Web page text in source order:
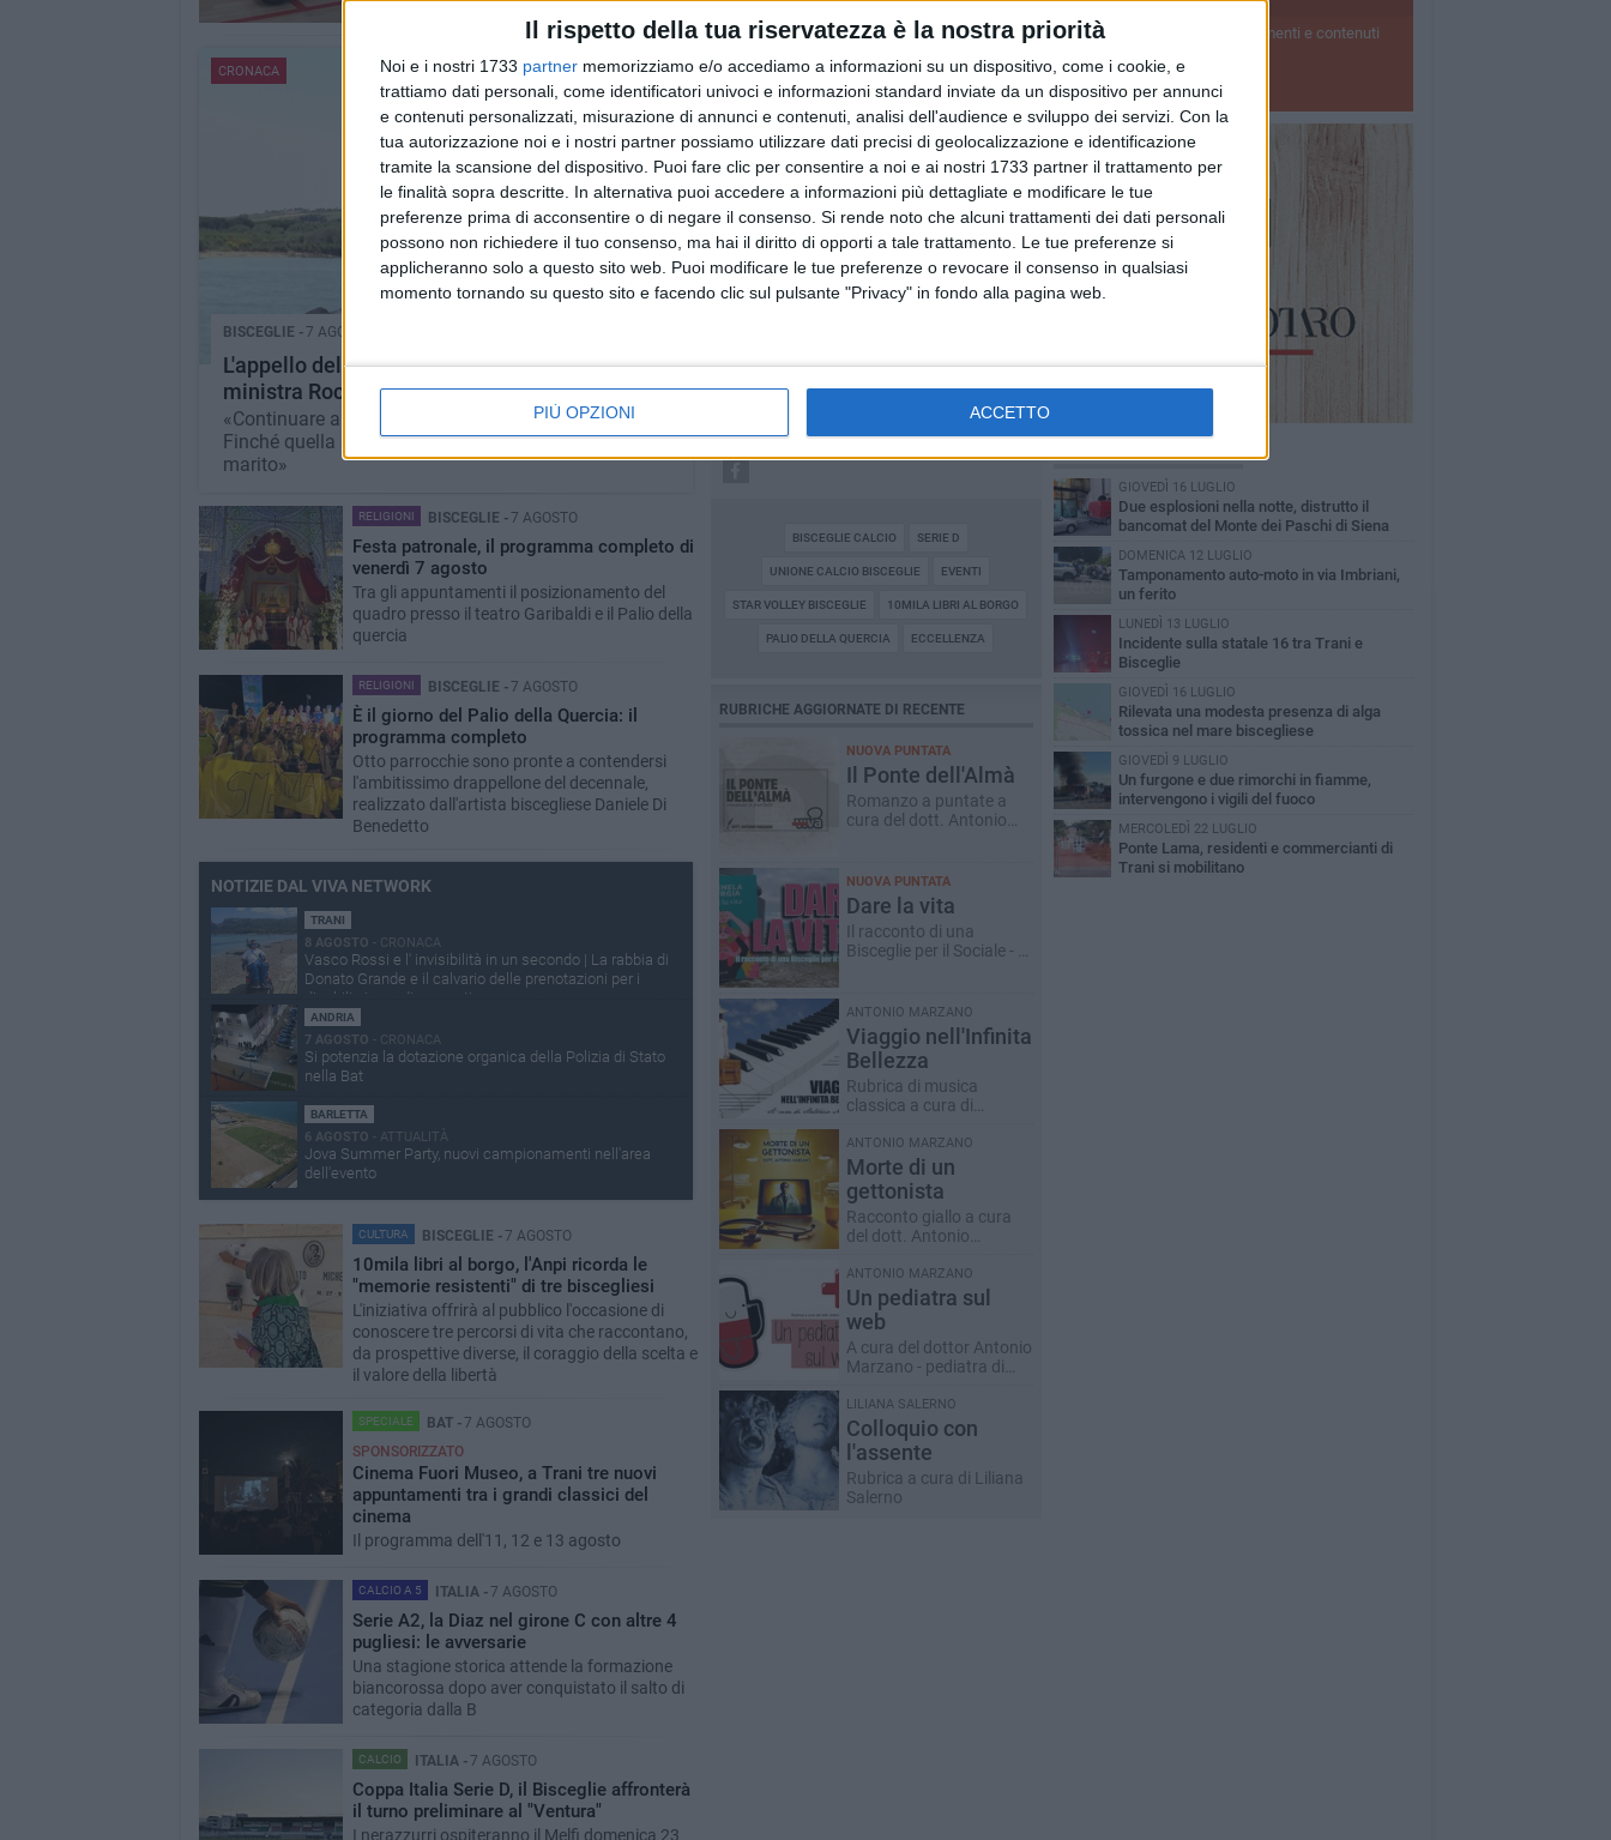
Il rispetto della tua riservatezza è la nostra priorità
Noi e i nostri 1733 partner memorizziamo e/o accediamo a informazioni su un dispositivo, come i cookie, e
trattiamo dati personali, come identificatori univoci e informazioni standard inviate da un dispositivo per annunci
e contenuti personalizzati, misurazione di annunci e contenuti, analisi dell'audience e sviluppo dei servizi. Con la
tua autorizzazione noi e i nostri partner possiamo utilizzare dati precisi di geolocalizzazione e identificazione
tramite la scansione del dispositivo. Puoi fare clic per consentire a noi e ai nostri 1733 partner il trattamento per
le finalità sopra descritte. In alternativa puoi accedere a informazioni più dettagliate e modificare le tue
preferenze prima di acconsentire o di negare il consenso. Si rende noto che alcuni trattamenti dei dati personali
possono non richiedere il tuo consenso, ma hai il diritto di opporti a tale trattamento. Le tue preferenze si
applicheranno solo a questo sito web. Puoi modificare le tue preferenze o revocare il consenso in qualsiasi
momento tornando su questo sito e facendo clic sul pulsante "Privacy" in fondo alla pagina web.
PIÙ OPZIONI ACCETTO
CRONACA
BISCEGLIE -7 AGOSTO
L'appello della moglie di Mino Racanati alla
ministra Roccella: «Non dimenticatelo»
«Continuare a sperare è l'unica forza che mi resta.
Finché quella speranza sarà viva, aspetterò mio
marito»
RELIGIONI BISCEGLIE -7 AGOSTO
Festa patronale, il programma completo di
venerdì 7 agosto
Tra gli appuntamenti il posizionamento del
quadro presso il teatro Garibaldi e il Palio della
quercia
RELIGIONI BISCEGLIE -7 AGOSTO
È il giorno del Palio della Quercia: il
programma completo
Otto parrocchie sono pronte a contendersi
l'ambitissimo drappellone del decennale,
realizzato dall'artista biscegliese Daniele Di
Benedetto
NOTIZIE DAL VIVA NETWORK
TRANI
8 AGOSTO - CRONACA
Vasco Rossi e l' invisibilità in un secondo | La rabbia di
Donato Grande e il calvario delle prenotazioni per i
disabili ai grandi concerti
ANDRIA
7 AGOSTO - CRONACA
Si potenzia la dotazione organica della Polizia di Stato
nella Bat
BARLETTA
6 AGOSTO - ATTUALITÀ
Jova Summer Party, nuovi campionamenti nell'area
dell'evento
CULTURA BISCEGLIE -7 AGOSTO
10mila libri al borgo, l'Anpi ricorda le
"memorie resistenti" di tre biscegliesi
L'iniziativa offrirà al pubblico l'occasione di
conoscere tre percorsi di vita che raccontano,
da prospettive diverse, il coraggio della scelta e
il valore della libertà
SPECIALE BAT -7 AGOSTO
SPONSORIZZATO
Cinema Fuori Museo, a Trani tre nuovi
appuntamenti tra i grandi classici del
cinema
Il programma dell'11, 12 e 13 agosto
CALCIO A 5 ITALIA -7 AGOSTO
Serie A2, la Diaz nel girone C con altre 4
pugliesi: le avversarie
Una stagione storica attende la formazione
biancorossa dopo aver conquistato il salto di
categoria dalla B
CALCIO ITALIA -7 AGOSTO
Coppa Italia Serie D, il Bisceglie affronterà
il turno preliminare al "Ventura"
I nerazzurri ospiteranno il Melfi domenica 23
PIÙ LETTI QUESTA SETTIMANA
6 AGOSTO - ATTUALITÀ
dopo un'esibizione improvvisata in
aeroporto a Roma-Fiumicino
4 AGOSTO - ATTUALITÀ
Emergenza caldo, il Comune di
Bisceglie attiva i "rifugi climatici"
5 AGOSTO- CRONACA
Due auto incendiate nella notte in via
Dieta delle Puglie
BISCEGLIE CALCIO SERIE D
UNIONE CALCIO BISCEGLIE EVENTI
STAR VOLLEY BISCEGLIE 10MILA LIBRI AL BORGO
PALIO DELLA QUERCIA ECCELLENZA
RUBRICHE AGGIORNATE DI RECENTE
NUOVA PUNTATA
Il Ponte dell'Almà
Romanzo a puntate a
cura del dott. Antonio
NUOVA PUNTATA
Dare la vita
Il racconto di una
Bisceglie per il Sociale - a
ANTONIO MARZANO
Viaggio nell'Infinita
Bellezza
Rubrica di musica
classica a cura di
ANTONIO MARZANO
Morte di un
gettonista
Racconto giallo a cura
del dott. Antonio
ANTONIO MARZANO
Un pediatra sul
web
A cura del dottor Antonio
Marzano - pediatra di
LILIANA SALERNO
Colloquio con
l'assente
Rubrica a cura di Liliana
Salerno
Iscriviti per ricevere aggiornamenti e contenuti
ISCRIVITI
GIOVEDÌ 16 LUGLIO
Due esplosioni nella notte, distrutto il
bancomat del Monte dei Paschi di Siena
DOMENICA 12 LUGLIO
Tamponamento auto-moto in via Imbriani,
un ferito
LUNEDÌ 13 LUGLIO
Incidente sulla statale 16 tra Trani e
Bisceglie
GIOVEDÌ 16 LUGLIO
Rilevata una modesta presenza di alga
tossica nel mare biscegliese
GIOVEDÌ 9 LUGLIO
Un furgone e due rimorchi in fiamme,
intervengono i vigili del fuoco
MERCOLEDÌ 22 LUGLIO
Ponte Lama, residenti e commercianti di
Trani si mobilitano